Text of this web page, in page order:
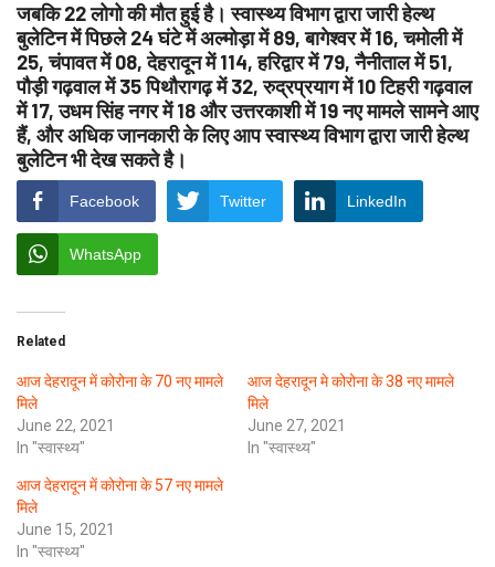
जबकि 22 लोगो की मौत हुई है। स्वास्थ्य विभाग द्वारा जारी हेल्थ
बुलेटिन में पिछले 24 घंटे में अल्मोड़ा में 89, बागेश्वर में 16, चमोली में
25, चंपावत में 08, देहरादून में 114, हरिद्वार में 79, नैनीताल में 51,
पौड़ी गढ़वाल में 35 पिथौरागढ़ में 32, रुद्रप्रयाग में 10 टिहरी गढ़वाल
में 17, उधम सिंह नगर में 18 और उत्तरकाशी में 19 नए मामले सामने आए
हैं, और अधिक जानकारी के लिए आप स्वास्थ्य विभाग द्वारा जारी हेल्थ
बुलेटिन भी देख सकते है।
Facebook Twitter LinkedIn
WhatsApp
Related
आज देहरादून में कोरोना के 70 नए मामले
June 22, 2021
In "स्वास्थ्य"
आज देहरादून मे कोरोना के 38 नए मामले
मिले
June 27, 2021
In "स्वास्थ्य"
आज देहरादून में कोरोना के 57 नए मामले
मिले
June 15, 2021
In "स्वास्थ्य"